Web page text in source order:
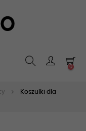
0
Koszulki dla